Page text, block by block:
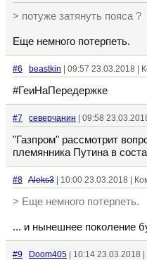
> потуже затянуть пояса ?
Еще немного потерпеть.
#6 beastkin | 09:57 23.03.2018 |
#ГеиНаПередержке
#7 северчанин | 09:58
"Газпром" рассмотрит
племянника Путина в
#8 Aleks3 | 10:00 23.03.2018 |
> Еще немного потерпеть.
... и нынешнее поколение
#9 Doom405 | 10:14 23.03.2018